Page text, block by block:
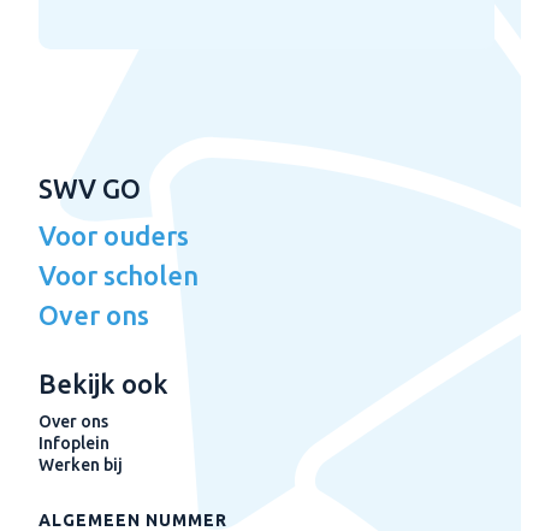
SWV GO
Voor ouders
Voor scholen
Over ons
Bekijk ook
Over ons
Infoplein
Werken bij
ALGEMEEN NUMMER